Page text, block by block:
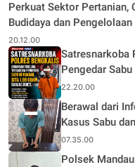
Perkuat Sektor Pertanian,
Budidaya dan
Rhu
20.12.00
Satresnarkoba
Pengedar
Bukti
22.20.00
Berawal dari
Kasus Sabu
07.35.00
Polsek